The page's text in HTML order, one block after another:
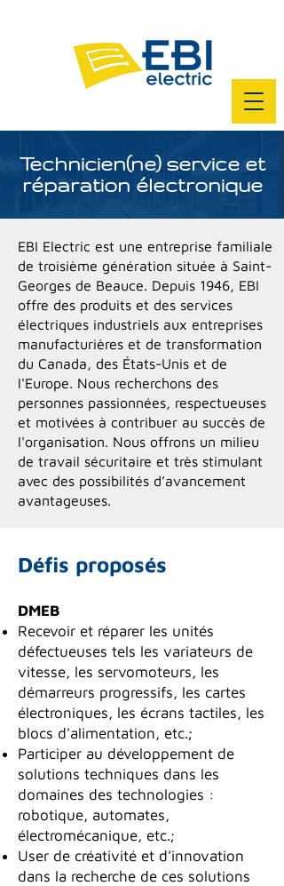
Technicien(ne) service et
réparation électronique
EBI Electric est une entreprise familiale
de troisième génération située à Saint-
Georges de Beauce. Depuis 1946, EBI
offre des produits et des services
électriques industriels aux entreprises
manufacturières et de transformation
du Canada, des États-Unis et de
l'Europe. Nous recherchons des
personnes passionnées, respectueuses
et motivées à contribuer au succès de
l'organisation. Nous offrons un milieu
de travail sécuritaire et très stimulant
avec des possibilités d’avancement
avantageuses.
Défis proposés
DMEB
Recevoir et réparer les unités
défectueuses tels les variateurs de
vitesse, les servomoteurs, les
démarreurs progressifs, les cartes
électroniques, les écrans tactiles, les
blocs d'alimentation, etc.;
Participer au développement de
solutions techniques dans les
domaines des technologies :
robotique, automates,
électromécanique, etc.;
User de créativité et d’innovation
dans la recherche de ces solutions